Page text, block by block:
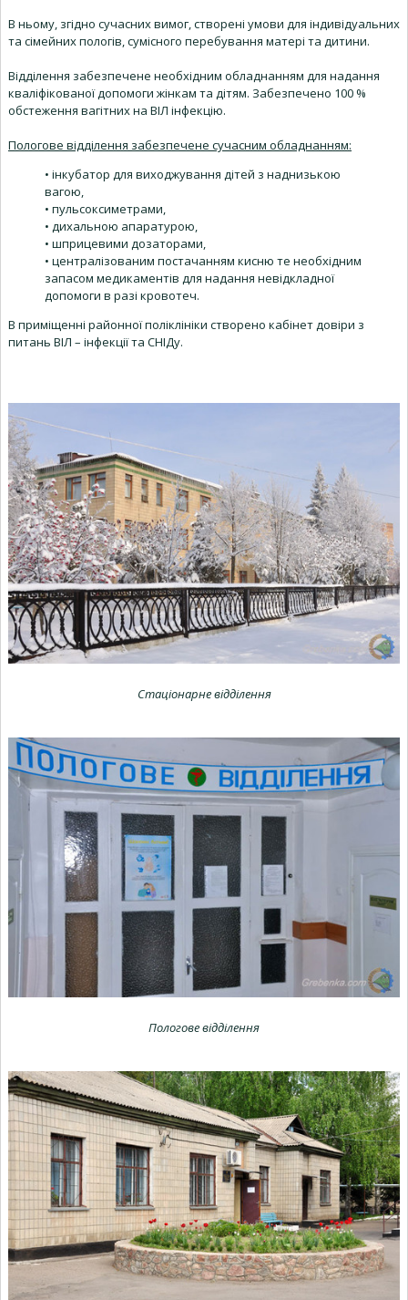
В ньому, згідно сучасних вимог, створені умови для індивідуальних
та сімейних пологів, сумісного перебування матері та дитини.
Відділення забезпечене необхідним обладнанням для надання
кваліфікованої допомоги жінкам та дітям. Забезпечено 100 %
обстеження вагітних на ВІЛ інфекцію.
Пологове відділення забезпечене сучасним обладнанням:
• інкубатор для виходжування дітей з наднизькою
вагою,
• пульсоксиметрами,
• дихальною апаратурою,
• шприцевими дозаторами,
• централізованим постачанням кисню те необхідним
запасом медикаментів для надання невідкладної
допомоги в разі кровотеч.
В приміщенні районної поліклініки створено кабінет довіри з
питань ВІЛ – інфекції та СНІДу.
Стаціонарне відділення
Пологове відділення